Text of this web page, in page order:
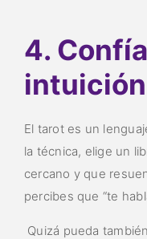
4.
El tarot es un
la técnica, elige un
cercano y que
percibes que “te
Quizá pueda